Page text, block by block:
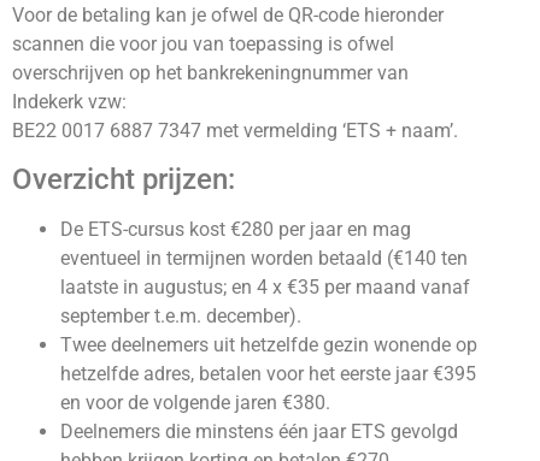
Voor de betaling kan je ofwel de QR-code hieronder
scannen die voor jou van toepassing is ofwel
overschrijven op het bankrekeningnummer van
Indekerk vzw:
BE22 0017 6887 7347 met vermelding ‘ETS + naam’.
Overzicht prijzen:
De ETS-cursus kost €280 per jaar en mag
eventueel in termijnen worden betaald (€140 ten
laatste in augustus; en 4 x €35 per maand vanaf
september t.e.m. december).
Twee deelnemers uit hetzelfde gezin wonende op
hetzelfde adres, betalen voor het eerste jaar €395
en voor de volgende jaren €380.
Deelnemers die minstens één jaar ETS gevolgd